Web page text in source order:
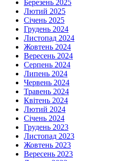
Березень 2025
Лютий 2025
Січень 2025
Грудень 2024
Листопад 2024
Жовтень 2024
Вересень 2024
Серпень 2024
Липень 2024
Червень 2024
Травень 2024
Квітень 2024
Лютий 2024
Січень 2024
Грудень 2023
Листопад 2023
Жовтень 2023
Вересень 2023